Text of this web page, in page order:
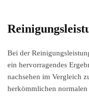
Bei der
ein hervorragendes
nachsehen im Vergleich
herkömmlichen